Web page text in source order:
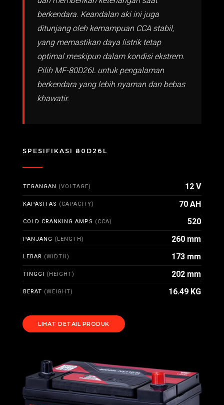
berkendara. Keandalan aki ini juga
ditunjang oleh kemampuan CCA stabil,
yang memastikan daya listrik tetap
optimal meskipun dalam kondisi ekstrem.
Pilih MF-80D26L untuk pengalaman
berkendara yang lebih nyaman dan bebas
khawatir.
SPESIFIKASI 80D26L
TEGANGAN (VOLTAGE) 12 V
KAPASITAS (CAPACITY) 70 AH
COLD CRANKING AMPS (CCA) 520
PANJANG (LENGTH) 260 mm
LEBAR (WIDTH) 173 mm
TINGGI (HEIGHT) 202 mm
BERAT (WEIGHT) 16.49 KG
LIHAT DETAIL PRODUK